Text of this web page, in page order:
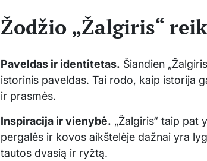
Žodžio „Žalgiris“
Paveldas ir identitetas. Šiandien
istorinis paveldas. Tai rodo, kaip istorija
ir prasmės.
Inspiracija ir vienybė. „Žalgiris“ taip pat
pergalės ir kovos aikštelėje dažnai yra
tautos dvasią ir ryžtą.